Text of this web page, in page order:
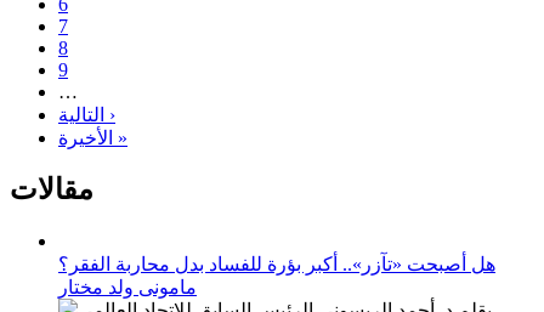
7
8
9
…
التالية ›
الأخيرة »
مقالات
هل أصبحت «تآزر».. أكبر بؤرة للفساد بدل محاربة الفقر؟
مامونى ولد مختار